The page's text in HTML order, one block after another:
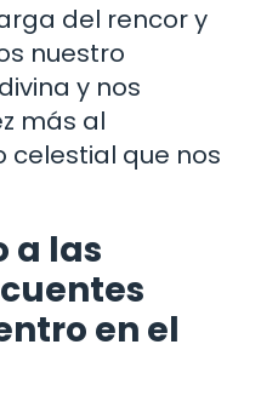
del rencor y
nuestro
y nos
más al
que nos
a las
en el